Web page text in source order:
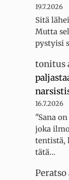
19.7.2026
Sitä
Mutta
pystyisi
tonitus
16.7.2026
"Sana
joka
tentistä,
tätä…
Peratso